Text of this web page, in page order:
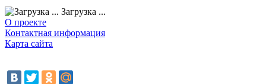
Загрузка ...
О проекте
Контактная информация
Карта сайта